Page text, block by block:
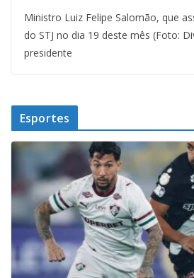
Ministro Luiz Felipe Salomão, que
do STJ no dia 19 deste mês (Foto:
presidente
Esportes